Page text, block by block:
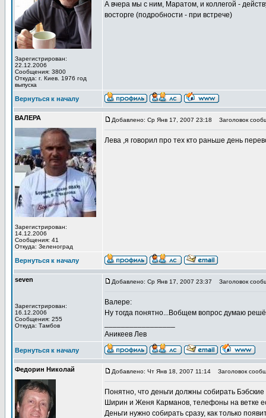
Зарегистрирован:
22.12.2006
Сообщения: 3800
Откуда: г. Киев. 1976 год
выпуска
А вчера мы с ним, Маратом, и коллегой -
восторге (подробности - при встрече)
Вернуться к началу
ВАЛЕРА
Зарегистрирован:
14.12.2006
Сообщения: 41
Откуда: Зеленоград
Добавлено: Ср Янв 17, 2007 23:18 Заголовок
Лева ,я говорил про тех кто раньше день
Вернуться к началу
seven
Зарегистрирован:
16.12.2006
Сообщения: 255
Откуда: Тамбов
Добавлено: Ср Янв 17, 2007 23:37 Заголовок
Валере:
Ну тогда понятно...Вобщем вопрос думаю
Аникеев Лев
Вернуться к началу
Федорин Николай Добавлено: Чт Янв 18, 2007 11:14 Заголовок
Понятно, что деньги должны собирать
Ширин и Женя Карманов, телефоны на ветке
Деньги нужно собирать сразу, как только